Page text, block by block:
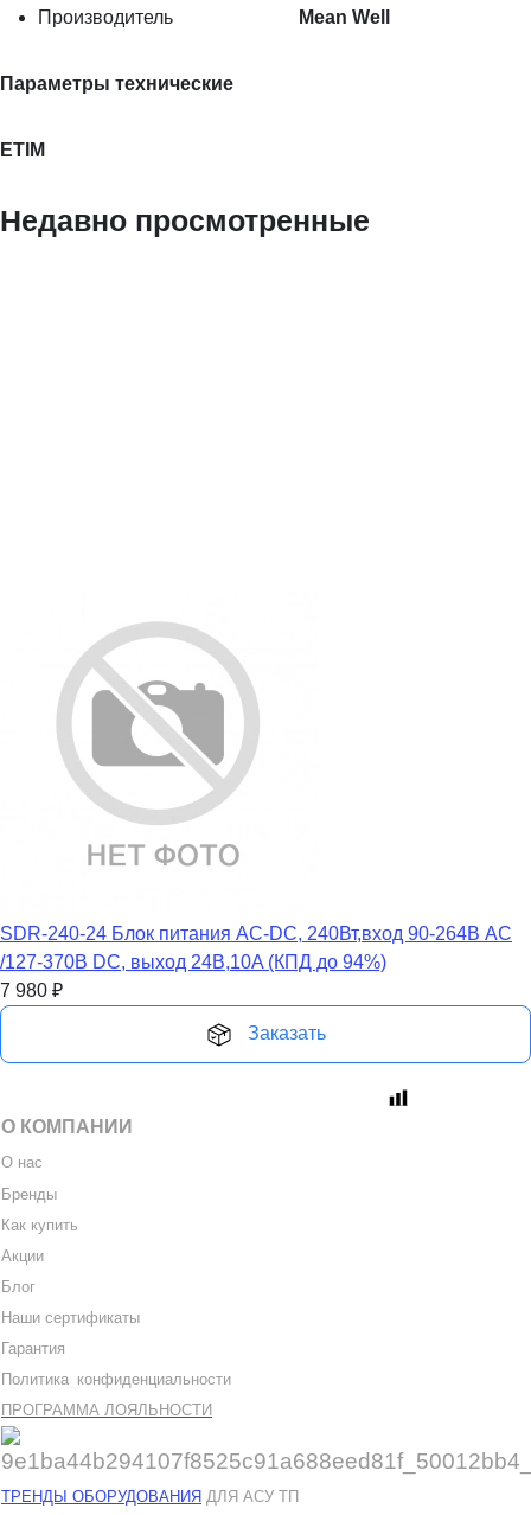
Производитель Mean Well
Параметры технические
ETIM
Недавно просмотренные
SDR-240-24 Блок питания AC-DC, 240Вт,вход 90-264В AC
/127-370В DC, выход 24В,10A (КПД до 94%)
7 980 ₽
Заказать
О КОМПАНИИ
О нас
Бренды
Как купить
Акции
Блог
Наши сертификаты
Гарантия
Политика конфиденциальности
ПРОГРАММА ЛОЯЛЬНОСТИ
ТРЕНДЫ ОБОРУДОВАНИЯ ДЛЯ АСУ ТП